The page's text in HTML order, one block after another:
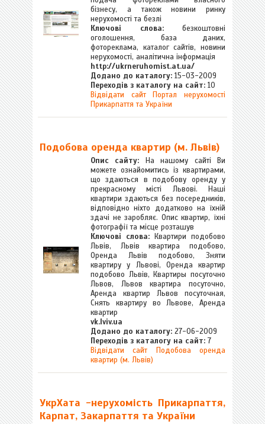
бізнесу, а також новини ринку
нерухомості та безлі
Ключові слова:безкоштовні
оголошення, база даних,
фотореклама, каталог сайтів, новини
нерухомості, аналітична інформація
http://ukrneruhomist.at.ua/
Додано до каталогу: 15-03-2009
Переходів з каталогу на сайт: 10
Відвідати сайт Портал нерухомості
Прикарпаття та України
Подобова оренда квартир (м. Львів)
Опис сайту:
На нашому сайті Ви
можете ознайомитись із квартирами,
що здаються в подобову оренду у
прекрасному місті Львові. Наші
квартири здаються без посередників,
відповідно ніхто додатково на їхній
здачі не заробляє. Опис квартир, їхні
фотографії та місце розташув
Ключові слова: Квартири подобово
Львів, Львів квартира подобово,
Оренда Львів подобово, Зняти
квартиру у Львові, Оренда квартир
подобово Львів, Квартиры посуточно
Львов, Львов квартира посуточно,
Аренда квартир Львов посуточная,
Снять квартиру во Львове, Аренда
квартир
vk.lviv.ua
Додано до каталогу: 27-06-2009
Переходів з каталогу на сайт: 7
Відвідати сайт Подобова оренда
квартир (м. Львів)
УкрХата -нерухомість Прикарпаття,
Карпат, Закарпаття та України